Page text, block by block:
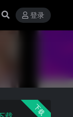
登录
下载